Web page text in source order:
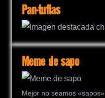
Pan-tuflas
Meme de sapo
Mejor no seamos «sapos»